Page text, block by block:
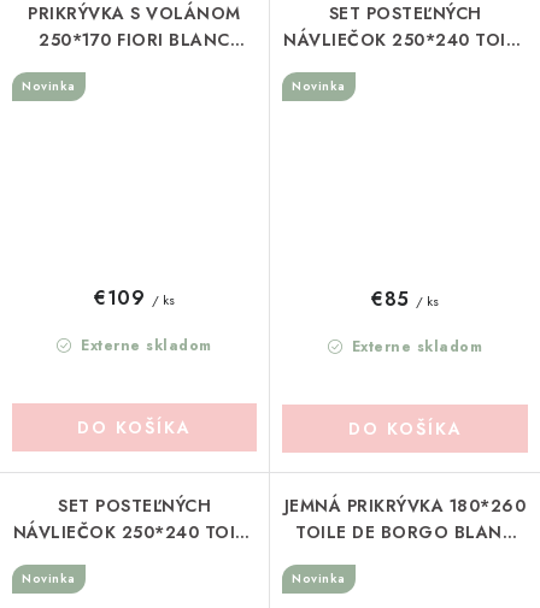
PRIKRÝVKA S VOLÁNOM
250*170 FIORI BLANC
MARICLO (A41004)
Novinka
Externe skladom
€109 / ks
DO KOŠÍKA
SET POSTEĽNÝCH
NÁVLIEČOK 250*240 TOILE
DE BORGO BLANC
MARICLO (A40268B)
Novinka
Externe skladom
€85 / ks
DO KOŠÍKA
SET POSTEĽNÝCH
NÁVLIEČOK 250*240 TOILE
MARICLO (A40268A)
Novinka
JEMNÁ PRIKRÝVKA 180*260
TOILE DE BORGO BLANC
Novinka